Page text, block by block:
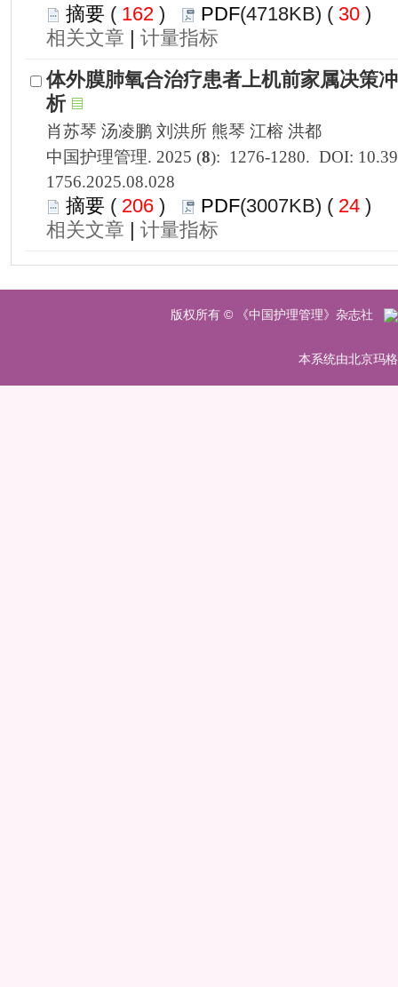
162 ) 30 )
|
1756.2025.08.028
206 ) 24 )
|
版权所有 © 《中国护理管理》杂志社
本系统由北京玛